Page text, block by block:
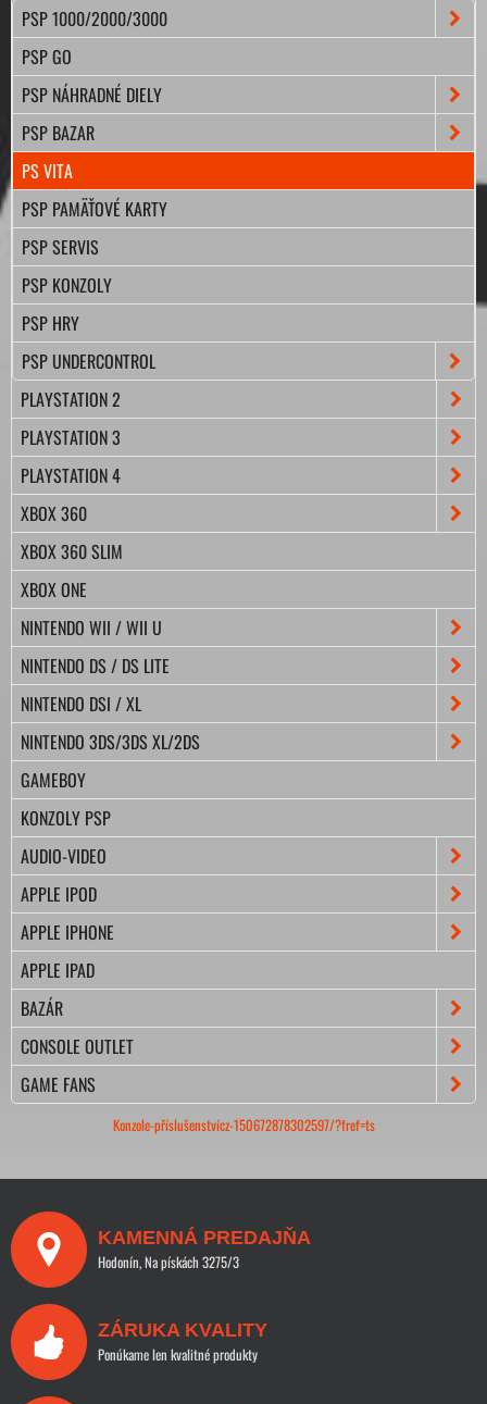
PSP 1000/2000/3000
PSP GO
PSP NÁHRADNÉ DIELY
PSP BAZAR
PS VITA
PSP PAMÄŤOVÉ KARTY
PSP SERVIS
PSP KONZOLY
PSP HRY
PSP UNDERCONTROL
PLAYSTATION 2
PLAYSTATION 3
PLAYSTATION 4
XBOX 360
XBOX 360 SLIM
XBOX ONE
NINTENDO WII / WII U
NINTENDO DS / DS LITE
NINTENDO DSI / XL
NINTENDO 3DS/3DS XL/2DS
GAMEBOY
KONZOLY PSP
AUDIO-VIDEO
APPLE IPOD
APPLE IPHONE
APPLE IPAD
BAZÁR
CONSOLE OUTLET
GAME FANS
Konzole-příslušenstvícz-150672878302597/?fref=ts
KAMENNÁ PREDAJŇA
Hodonín, Na pískách 3275/3
ZÁRUKA KVALITY
Ponúkame len kvalitné produkty